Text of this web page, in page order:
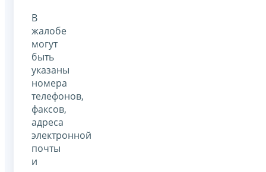
В
жалобе
могут
быть
указаны
номера
телефонов,
факсов,
адреса
электронной
почты
и